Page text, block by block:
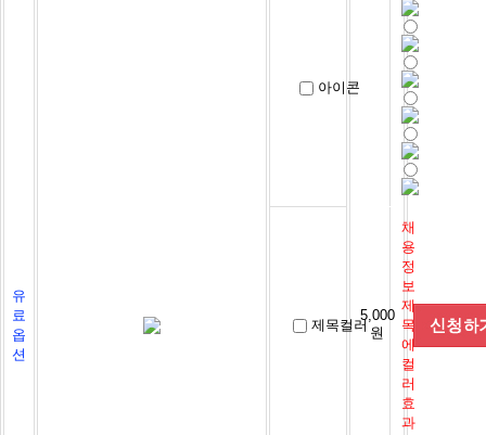
유
료
옵
션
아이콘
제목컬러
채
용
정
보
제
목
에
컬
러
효
과
5,000
원